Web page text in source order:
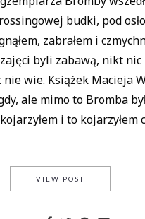
budki, pod
zabrałem i
byli zabawą, nikt nic
nie wie. Książek Macieja
ale mimo to Bromba
i to kojarzyłem
VIEW POSTO